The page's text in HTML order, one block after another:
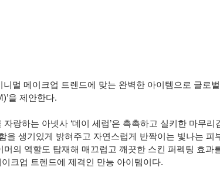
멀 메이크업 트렌드에 맞는 완벽한 아이템으로 글로
을 제안한다.
랑하는 아넷사 ‘데이 세럼’은 촉촉하고 실키한 마무리
을 생기있게 밝혀주고 자연스럽게 반짝이는 빛나는 피
의 역할도 탑재해 매끄럽고 깨끗한 스킨 퍼펙팅 효과
크업 트렌드에 제격인 만능 아이템이다.